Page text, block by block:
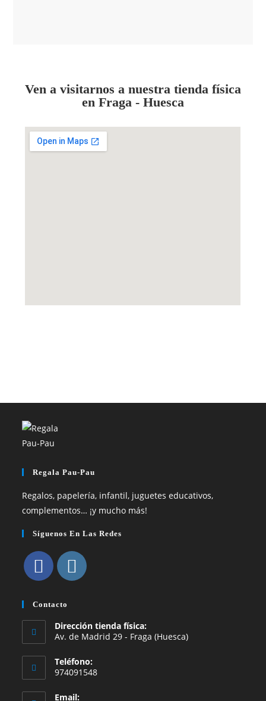
Ven a visitarnos a nuestra tienda física
en Fraga - Huesca
Regala Pau-Pau
Regalos, papelería, infantil, juguetes educativos,
complementos… ¡y mucho más!
Síguenos En Las Redes
Contacto
Dirección tienda física:
Av. de Madrid 29 - Fraga (Huesca)
Teléfono:
974091548
Email: